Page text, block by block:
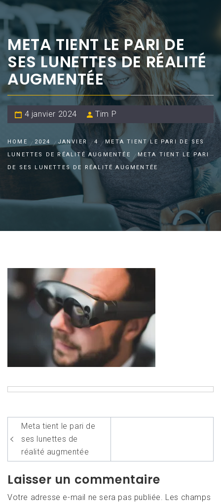
META TIENT LE PARI DE
SES LUNETTES DE RÉALITÉ
AUGMENTÉE
4 janvier 2024 Tim P
HOME 2024 JANVIER 4
META TIENT LE PARI DE SES
LUNETTES DE RÉALITÉ AUGMENTÉE
META TIENT LE PARI
DE SES LUNETTES DE RÉALITÉ AUGMENTÉE
Navigation
de
l’article
Meta tient le pari de
ses lunettes de
réalité augmentée
Laisser un commentaire
Votre adresse e-mail ne sera pas publiée. Les champs